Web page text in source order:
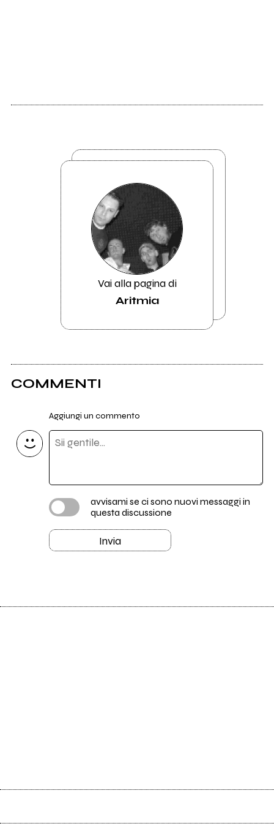
Vai alla pagina di
Aritmia
COMMENTI
Aggiungi un commento
avvisami se ci sono nuovi messaggi in
questa discussione
Invia